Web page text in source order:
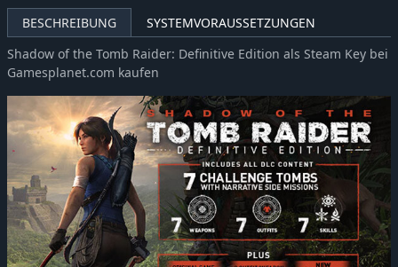
BESCHREIBUNG
SYSTEMVORAUSSETZUNGEN
Shadow of the Tomb Raider: Definitive Edition als Steam Key bei
Gamesplanet.com kaufen